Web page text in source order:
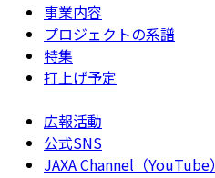
事業内容
プロジェクトの系譜
特集
打上げ予定
広報活動
公式SNS
JAXA Channel（YouTube）